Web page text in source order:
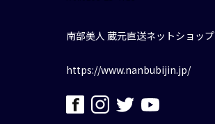
南部美人 蔵元直送ネットショップ
https://www.nanbubijin.jp/